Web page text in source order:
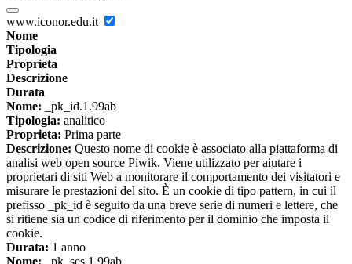
www.iconor.edu.it
Nome
Tipologia
Proprieta
Descrizione
Durata
Nome: _pk_id.1.99ab
Tipologia: analitico
Proprieta: Prima parte
Descrizione: Questo nome di cookie è associato alla piattaforma di
analisi web open source Piwik. Viene utilizzato per aiutare i
proprietari di siti Web a monitorare il comportamento dei visitatori e
misurare le prestazioni del sito. È un cookie di tipo pattern, in cui il
prefisso _pk_id è seguito da una breve serie di numeri e lettere, che
si ritiene sia un codice di riferimento per il dominio che imposta il
cookie.
Durata: 1 anno